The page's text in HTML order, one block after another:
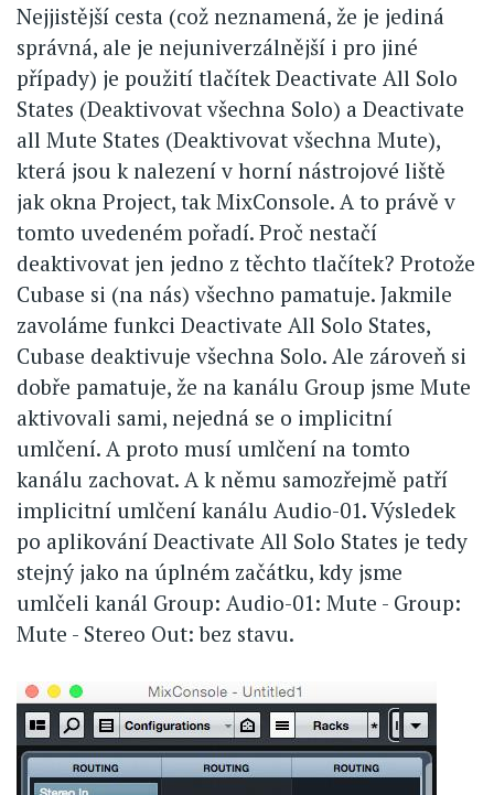
Nejjistější cesta (což neznamená, že je jediná
správná, ale je nejuniverzálnější i pro jiné
případy) je použití tlačítek Deactivate All Solo
States (Deaktivovat všechna Solo) a Deactivate
all Mute States (Deaktivovat všechna Mute),
která jsou k nalezení v horní nástrojové liště
jak okna Project, tak MixConsole. A to právě v
tomto uvedeném pořadí. Proč nestačí
deaktivovat jen jedno z těchto tlačítek? Protože
Cubase si (na nás) všechno pamatuje. Jakmile
zavoláme funkci Deactivate All Solo States,
Cubase deaktivuje všechna Solo. Ale zároveň si
dobře pamatuje, že na kanálu Group jsme Mute
aktivovali sami, nejedná se o implicitní
umlčení. A proto musí umlčení na tomto
kanálu zachovat. A k němu samozřejmě patří
implicitní umlčení kanálu Audio-01. Výsledek
po aplikování Deactivate All Solo States je tedy
stejný jako na úplném začátku, kdy jsme
umlčeli kanál Group: Audio-01: Mute - Group:
Mute - Stereo Out: bez stavu.